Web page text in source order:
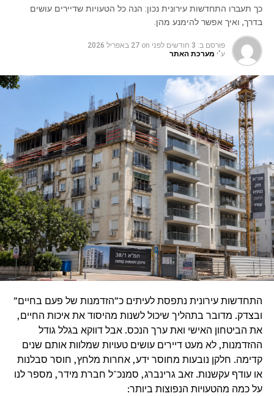
כך תעברו התחדשות עירונית נכון: הנה כל הטעויות שדיירים עושים
בדרך, ואיך אפשר להימנע מהן.
פורסם ב: 3 חודשים לפני on 27 באפריל 2026
ע"י מערכת האתר
התחדשות עירונית נתפסת לעיתים כ”הזדמנות של פעם בחיים”
ובצדק. מדובר בתהליך שיכול לשנות מהיסוד את איכות החיים,
את הביטחון האישי ואת ערך הנכס. אבל דווקא בגלל גודל
ההזדמנות, לא מעט דיירים עושים טעויות שמלוות אותם שנים
קדימה. חלקן נובעות מחוסר ידע, אחרות מלחץ, חוסר סבלנות
או עודף עקשנות. זאב גרינברג, סמנכ"ל חברת מידר, מספר לנו
על כמה מהטעויות הנפוצות ביותר: